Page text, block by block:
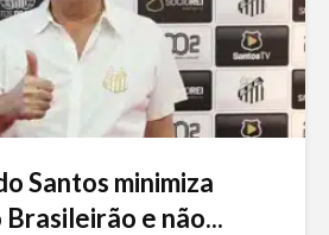
Santos minimiza
e não...